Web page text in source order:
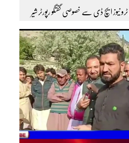
ایچ ڈی سے خصوصی گفتگو رپورٹر شیر